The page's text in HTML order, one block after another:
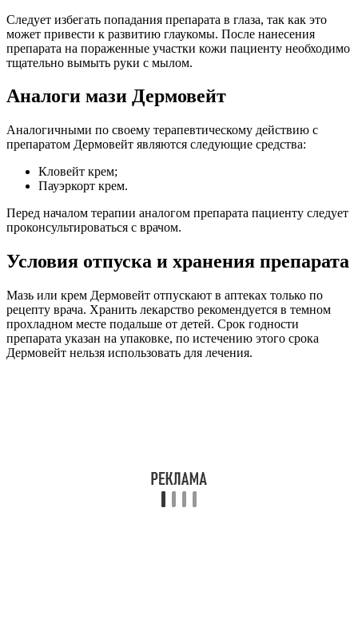
Следует избегать попадания препарата в глаза, так как это
может привести к развитию глаукомы. После нанесения
препарата на пораженные участки кожи пациенту необходимо
тщательно вымыть руки с мылом.
Аналоги мази Дермовейт
Аналогичными по своему терапевтическому действию с
препаратом Дермовейт являются следующие средства:
Кловейт крем;
Пауэркорт крем.
Перед началом терапии аналогом препарата пациенту следует
проконсультироваться с врачом.
Условия отпуска и хранения препарата
Мазь или крем Дермовейт отпускают в аптеках только по
рецепту врача. Хранить лекарство рекомендуется в темном
прохладном месте подальше от детей. Срок годности
препарата указан на упаковке, по истечению этого срока
Дермовейт нельзя использовать для лечения.